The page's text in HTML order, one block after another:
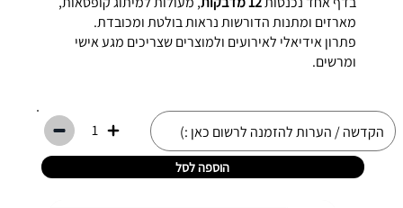
מארזים ומתנות הדורשות נראות בולטת ומכובדת.
פתרון אידיאלי לאירועים ולמוצרים שצריכים מגע אישי
ומרשים.
1
הוספה לסל